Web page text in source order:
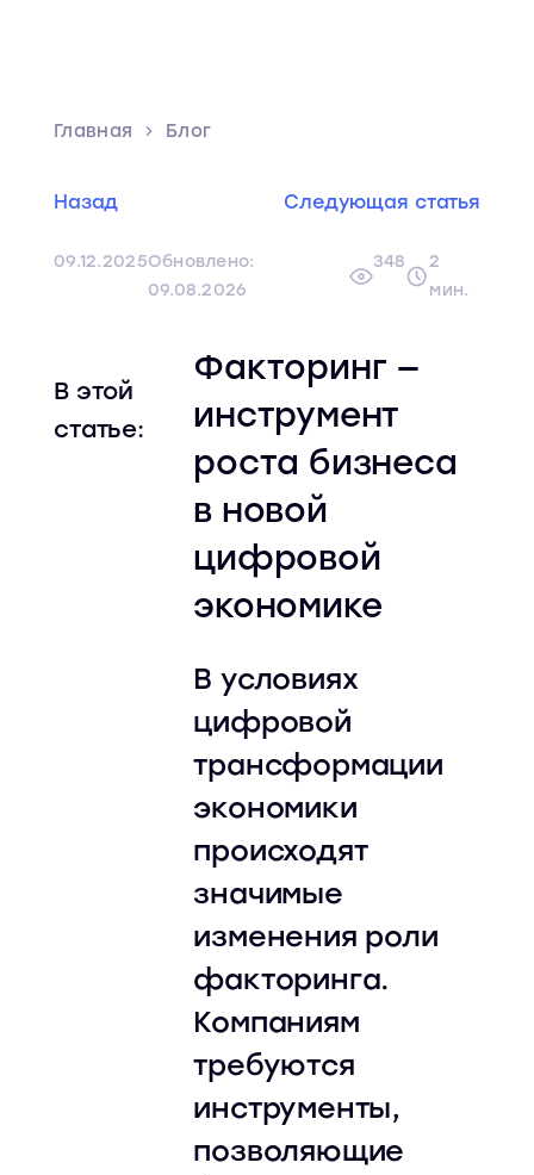
Главная Блог
Назад Следующая статья
09.12.2025Обновлено:
09.08.2026
348
2
мин.
В этой
статье:
Факторинг —
инструмент
роста бизнеса
в новой
цифровой
экономике
В условиях
цифровой
трансформации
экономики
происходят
значимые
изменения роли
факторинга.
Компаниям
требуются
инструменты,
позволяющие